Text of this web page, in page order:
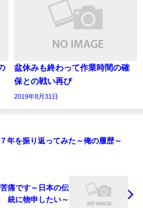
盆休みも終わって作業時間の確
保との戦い再び
2019年8月31日
年を振り返ってみた～俺の履歴～
痛です～日本の伝
統に物申したい～